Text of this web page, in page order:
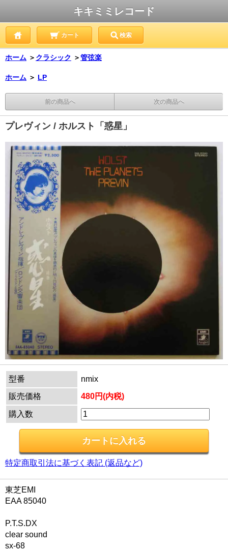
キキミミレコード
カート 検索
ホーム ＞ クラシック ＞管弦楽
ホーム ＞ LP
前の商品へ 次の商品へ
プレヴィン / ホルスト「惑星」
型番
nmix
販売価格
480円(内税)
購入数
特定商取引法に基づく表記 (返品など)
東芝EMI
EAA 85040
P.T.S.DX
clear sound
sx-68